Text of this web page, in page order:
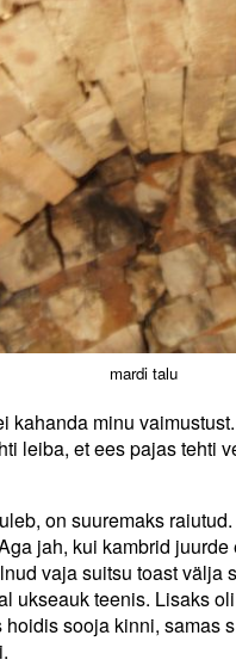
mardi talu
kahanda minu
leiba, et ees pajas tehti
on suuremaks
jah, kui kambrid
vaja suitsu toast välja
ukseauk teenis. Lisaks
sooja kinni, samas